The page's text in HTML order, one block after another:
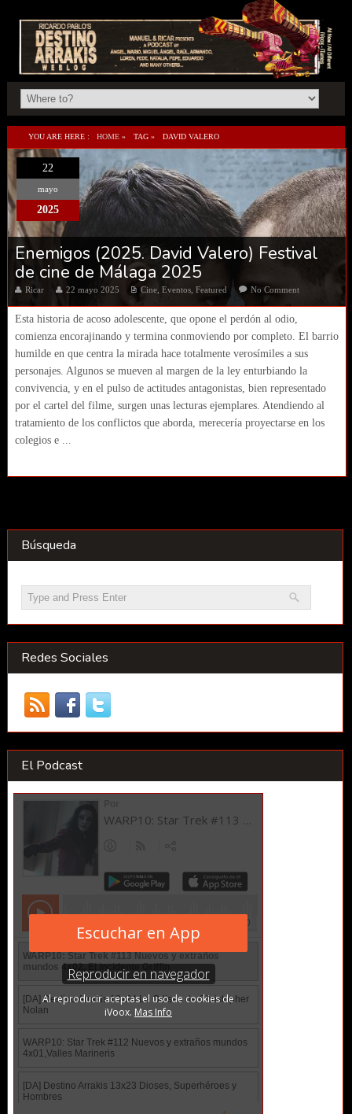
YOU ARE HERE : HOME » TAG » DAVID VALERO
22
mayo
2025
Enemigos (2025. David Valero) Festival
de cine de Málaga 2025
Ricar 22 mayo 2025 Cine, Eventos, Featured No Comment
Esta historia de acoso adolescente, que opone el perdón al odio,
comienza encorajinando y termina conmoviendo por completo. El barrio
humilde en que centra la mirada hace totalmente verosímiles a sus
personajes. Algunos se mueven al margen de la ley enturbiando la
convivencia, y en el pulso de actitudes antagonistas, bien representado
por el cartel del filme, surgen unas lecturas ejemplares. Atendiendo al
tratamiento de los conflictos que aborda, merecería proyectarse en los
colegios e ...
Búsqueda
Redes Sociales
El Podcast